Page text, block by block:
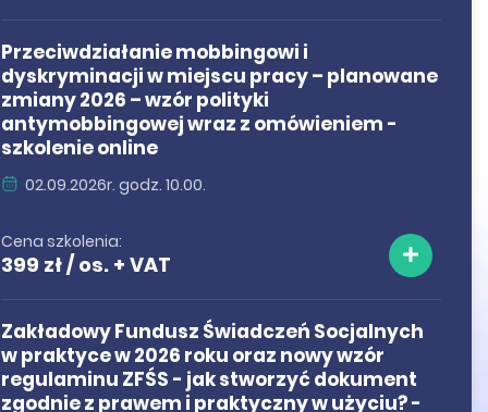
Przeciwdziałanie mobbingowi i
dyskryminacji w miejscu pracy – planowane
zmiany 2026 – wzór polityki
antymobbingowej wraz z omówieniem -
szkolenie online
02.09.2026r. godz. 10.00.
Cena szkolenia:
399 zł / os. + VAT
Zakładowy Fundusz Świadczeń Socjalnych
w praktyce w 2026 roku oraz nowy wzór
regulaminu ZFŚS - jak stworzyć dokument
zgodnie z prawem i praktyczny w użyciu? -